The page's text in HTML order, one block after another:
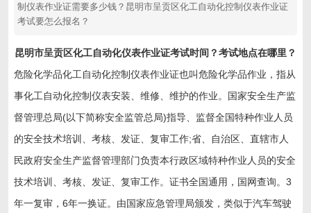
制仪表作业证需要多少钱？昆明市呈贡区化工自动化控制仪表作业证
考试要怎么报名？
昆明市呈贡区化工自动化仪表作业证考试时间？考试地点在哪里？
危险化学品化工自动化控制仪表作业证也叫危险化学品作业，指从
事化工自动化控制仪表安装、维修、维护的作业。国家安全生产监
督管理总局(以下简称安全监管总局)指导、监督全国特种作业人员
的安全技术培训、考核、发证、复审工作;省、自治区、直辖市人
民政府安全生产监督管理部门负责本行政区域特种作业人员的安全
技术培训、考核、发证、复审工作。证书全国通用，国网查询。3
年一复审，6年一换证。由国家应急管理局颁发，类似于汽车驾驶